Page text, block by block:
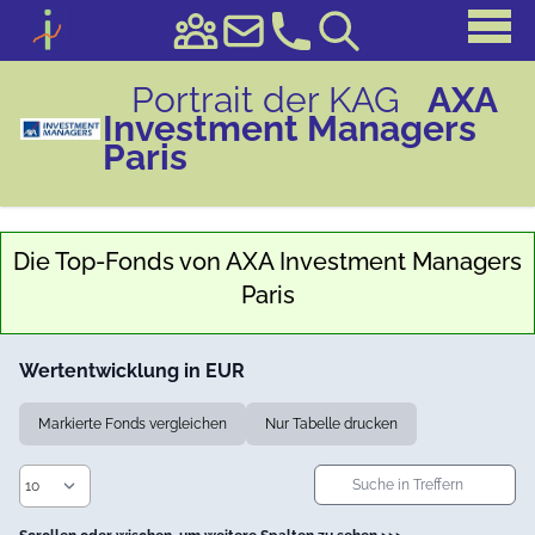
Portrait der KAG AXA
Investment Managers
Paris
Die Top-Fonds von AXA Investment Managers
Paris
Wertentwicklung in EUR
Markierte Fonds vergleichen Nur Tabelle drucken